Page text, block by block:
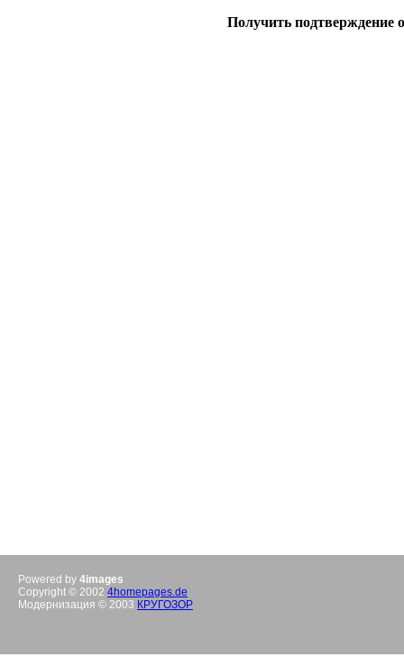
Получить подтверждение
Powered by 4images
Copyright © 2002 4homepages.de
Модернизация © 2003 КРУГОЗОР